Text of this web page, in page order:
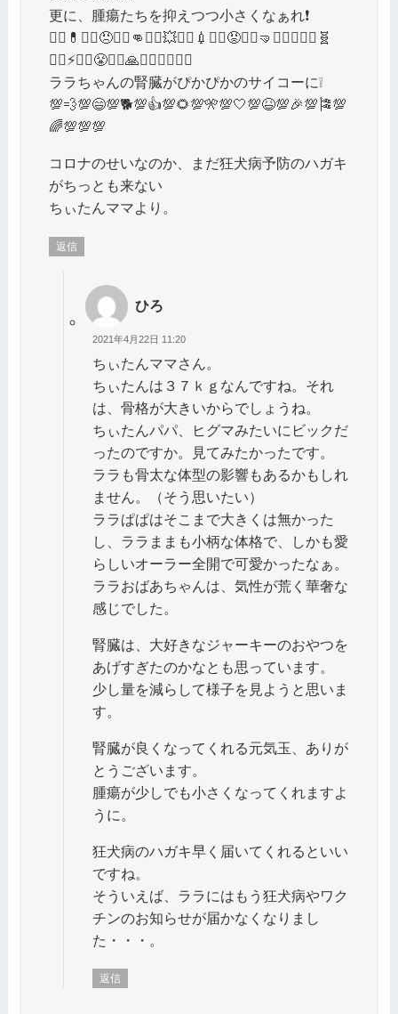
更に、腫瘍たちを抑えつつ小さくなぁれ❗
👨‍⚕️💊👨‍⚕️😠👨‍⚕️👊👨‍⚕️💥👨‍⚕️💉👨‍⚕️😡👨‍⚕️🤜👨‍⚕️✨👨‍⚕️🧬
👨‍⚕️⚡👨‍⚕️😤👨‍⚕️🙏👨‍⚕️👨‍⚕️👨‍⚕️
ララちゃんの腎臓がぴかぴかのサイコーに❕
💯💨💯😄💯🐕💯👍💯🌻💯🎌💯🤍💯😆💯🎉💯🎏💯
🌈💯💯💯
コロナのせいなのか、まだ狂犬病予防のハガキ
がちっとも来ない
ちぃたんママより。
返信
ひろ
2021年4月22日 11:20
ちぃたんママさん。
ちぃたんは３７ｋｇなんですね。それ
は、骨格が大きいからでしょうね。
ちぃたんパパ、ヒグマみたいにビックだ
ったのですか。見てみたかったです。
ララも骨太な体型の影響もあるかもしれ
ません。（そう思いたい）
ララぱぱはそこまで大きくは無かった
し、ララままも小柄な体格で、しかも愛
らしいオーラー全開で可愛かったなぁ。
ララおばあちゃんは、気性が荒く華奢な
感じでした。
腎臓は、大好きなジャーキーのおやつを
あげすぎたのかなとも思っています。
少し量を減らして様子を見ようと思いま
す。
腎臓が良くなってくれる元気玉、ありが
とうございます。
腫瘍が少しでも小さくなってくれますよ
うに。
狂犬病のハガキ早く届いてくれるといい
ですね。
そういえば、ララにはもう狂犬病やワク
チンのお知らせが届かなくなりまし
た・・・。
返信